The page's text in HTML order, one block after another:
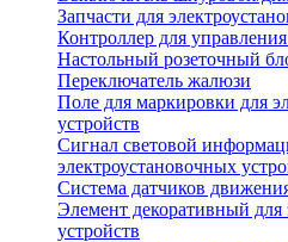
Запчасти для
Контроллер для
Настольный розеточный
Переключатель жалюзи
Поле для маркировки для
устройств
Сигнал световой
электроустановочных
Система датчиков
Элемент декоративный для
устройств